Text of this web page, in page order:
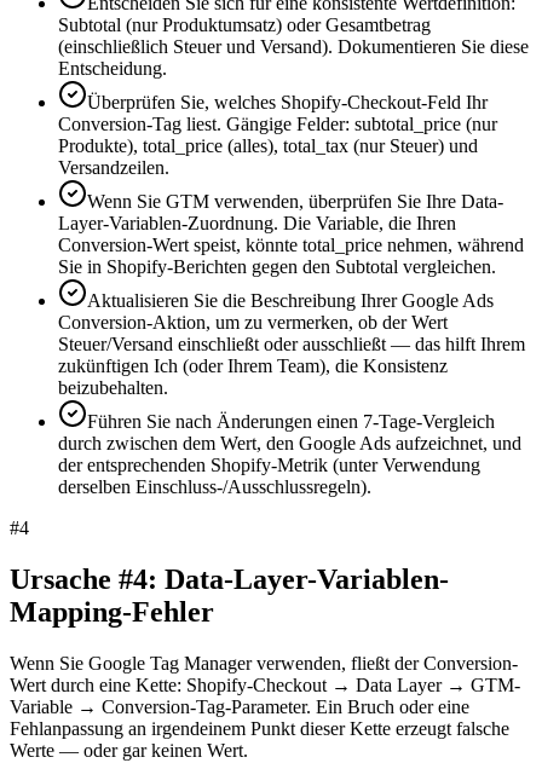
Subtotal (nur Produktumsatz) oder Gesamtbetrag
(einschließlich Steuer und Versand). Dokumentieren Sie diese
Entscheidung.
Überprüfen Sie, welches Shopify-Checkout-Feld Ihr
Conversion-Tag liest. Gängige Felder: subtotal_price (nur
Produkte), total_price (alles), total_tax (nur Steuer) und
Versandzeilen.
Wenn Sie GTM verwenden, überprüfen Sie Ihre Data-
Layer-Variablen-Zuordnung. Die Variable, die Ihren
Conversion-Wert speist, könnte total_price nehmen, während
Sie in Shopify-Berichten gegen den Subtotal vergleichen.
Aktualisieren Sie die Beschreibung Ihrer Google Ads
Conversion-Aktion, um zu vermerken, ob der Wert
Steuer/Versand einschließt oder ausschließt — das hilft Ihrem
zukünftigen Ich (oder Ihrem Team), die Konsistenz
beizubehalten.
Führen Sie nach Änderungen einen 7-Tage-Vergleich
durch zwischen dem Wert, den Google Ads aufzeichnet, und
der entsprechenden Shopify-Metrik (unter Verwendung
derselben Einschluss-/Ausschlussregeln).
#4
Ursache #4: Data-Layer-Variablen-
Mapping-Fehler
Wenn Sie Google Tag Manager verwenden, fließt der Conversion-
Wert durch eine Kette: Shopify-Checkout → Data Layer → GTM-
Variable → Conversion-Tag-Parameter. Ein Bruch oder eine
Fehlanpassung an irgendeinem Punkt dieser Kette erzeugt falsche
Werte — oder gar keinen Wert.